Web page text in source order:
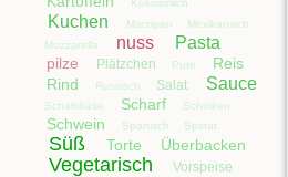
Kuchen Marzipan
Mexikanisch
Mozzarella
nuss Pasta
pilze Plätzchen Pute
Reis
Rind
Russisch Salat Sauce
Schafskäse Scharf Schinken
Schwein Spanisch Spinat
Süß Torte Überbacken
Vegetarisch Vorspeise